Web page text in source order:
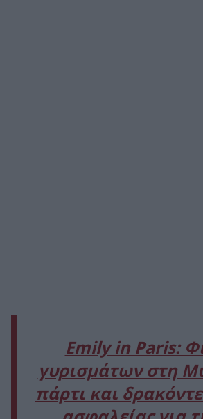
Emily in Paris:
γυρισμάτων στη
πάρτι και